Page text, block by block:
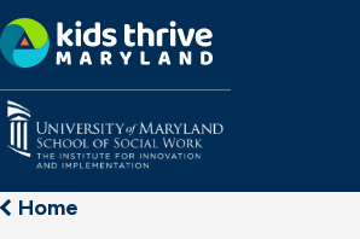
Kids
Thrive
Maryland
Home